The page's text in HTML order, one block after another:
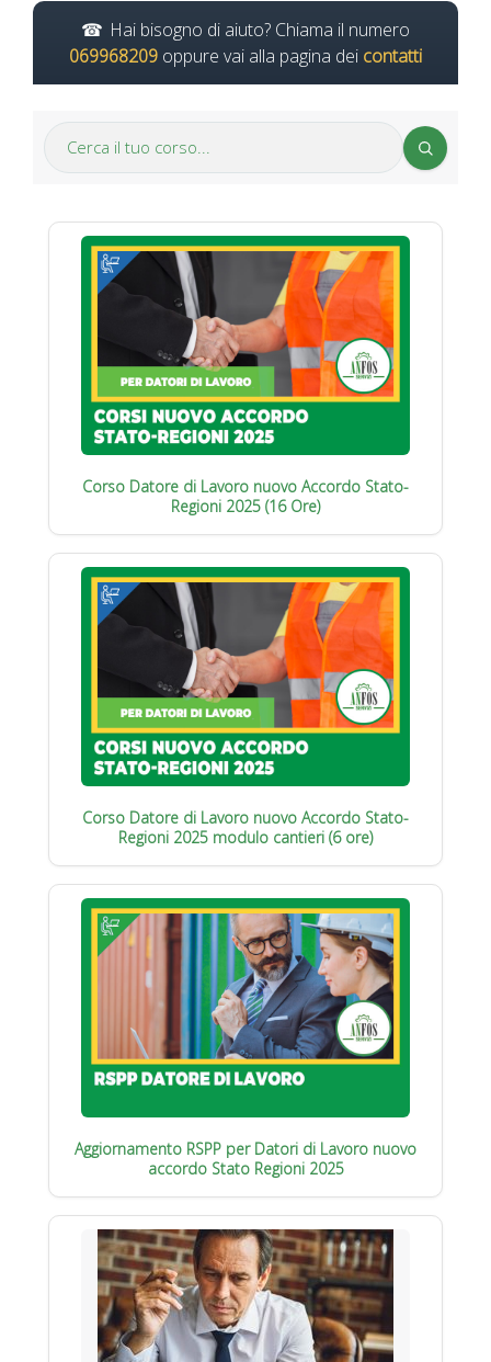
Hai bisogno di aiuto? Chiama il numero
069968209 oppure vai alla pagina dei contatti
Corso Datore di Lavoro nuovo Accordo Stato-
Regioni 2025 (16 Ore)
Corso Datore di Lavoro nuovo Accordo Stato-
Regioni 2025 modulo cantieri (6 ore)
Aggiornamento RSPP per Datori di Lavoro nuovo
accordo Stato Regioni 2025